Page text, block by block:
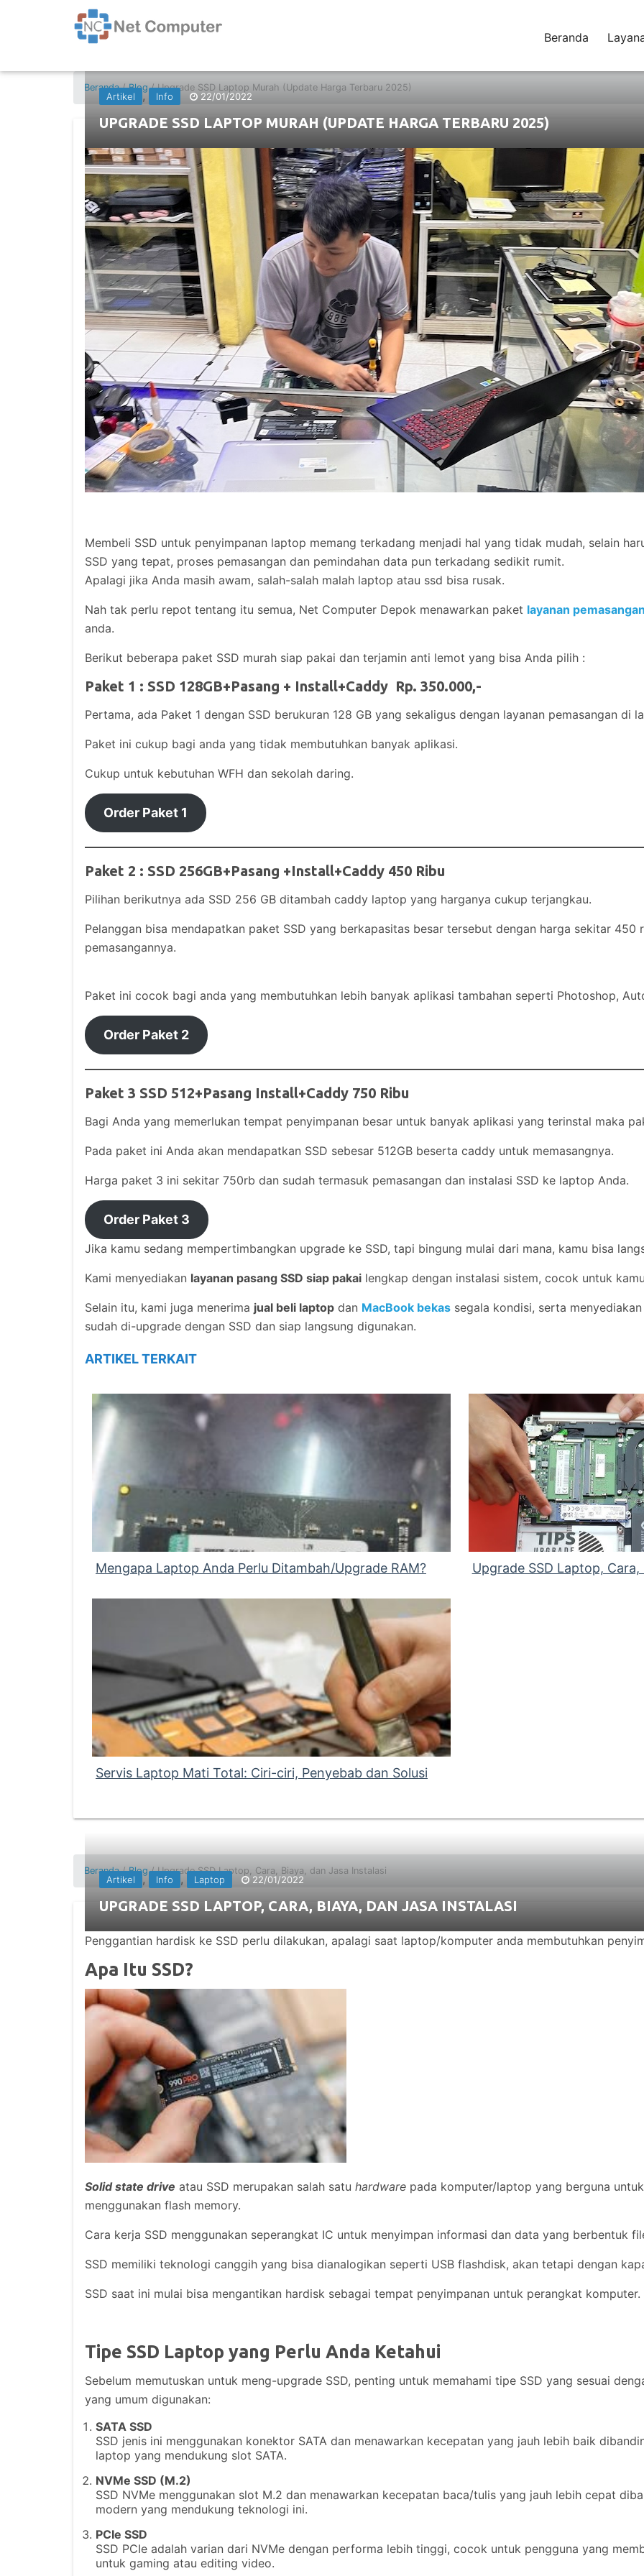
Beranda
Beranda/Blog/ Upgrade SSD Laptop Murah (Update Harga Terbaru 2025)
Artikel , Info 22/01/2022
UPGRADE SSD LAPTOP MURAH (UPDATE HARGA TERBARU 2025)
Membeli SSD untuk penyimpanan laptop memang terkadang menjadi hal yang tidak mudah, selain
SSD yang tepat, proses pemasangan dan pemindahan data pun terkadang sedikit rumit.
Apalagi jika Anda masih awam, salah-salah malah laptop atau ssd bisa rusak.
Nah tak perlu repot tentang itu semua, Net Computer Depok menawarkan paket layanan
anda.
Berikut beberapa paket SSD murah siap pakai dan terjamin anti lemot yang bisa Anda pilih :
Paket 1 : SSD 128GB+Pasang + Install+Caddy Rp. 350.000,-
Pertama, ada Paket 1 dengan SSD berukuran 128 GB yang sekaligus dengan layanan pemasangan di
Paket ini cukup bagi anda yang tidak membutuhkan banyak aplikasi.
Cukup untuk kebutuhan WFH dan sekolah daring.
Order Paket 1
Paket 2 : SSD 256GB+Pasang +Install+Caddy 450 Ribu
Pilihan berikutnya ada SSD 256 GB ditambah caddy laptop yang harganya cukup terjangkau.
Pelanggan bisa mendapatkan paket SSD yang berkapasitas besar tersebut dengan harga sekitar 450
pemasangannya.
Paket ini cocok bagi anda yang membutuhkan lebih banyak aplikasi tambahan seperti Photoshop,
Order Paket 2
Paket 3 SSD 512+Pasang Install+Caddy 750 Ribu
Bagi Anda yang memerlukan tempat penyimpanan besar untuk banyak aplikasi yang terinstal maka
Pada paket ini Anda akan mendapatkan SSD sebesar 512GB beserta caddy untuk memasangnya.
Harga paket 3 ini sekitar 750rb dan sudah termasuk pemasangan dan instalasi SSD ke laptop Anda.
Order Paket 3
Jika kamu sedang mempertimbangkan upgrade ke SSD, tapi bingung mulai dari mana, kamu bisa
Kami menyediakan layanan pasang SSD siap pakai lengkap dengan instalasi sistem, cocok untuk
Selain itu, kami juga menerima jual beli laptop dan MacBook bekas segala kondisi, serta
sudah di-upgrade dengan SSD dan siap langsung digunakan.
ARTIKEL TERKAIT
Mengapa Laptop Anda Perlu Ditambah/Upgrade RAM? Upgrade SSD Laptop,
Servis Laptop Mati Total: Ciri-ciri, Penyebab dan Solusi
Beranda/Blog/ Upgrade SSD Laptop, Cara, Biaya, dan Jasa Instalasi
Artikel , Info , Laptop 22/01/2022
UPGRADE SSD LAPTOP, CARA, BIAYA, DAN JASA INSTALASI
Penggantian hardisk ke SSD perlu dilakukan, apalagi saat laptop/komputer anda membutuhkan
Apa Itu SSD?
Solid state drive atau SSD merupakan salah satu hardware pada komputer/laptop yang berguna
menggunakan flash memory.
Cara kerja SSD menggunakan seperangkat IC untuk menyimpan informasi dan data yang berbentuk
SSD memiliki teknologi canggih yang bisa dianalogikan seperti USB flashdisk, akan tetapi dengan
SSD saat ini mulai bisa mengantikan hardisk sebagai tempat penyimpanan untuk perangkat komputer.
Tipe SSD Laptop yang Perlu Anda Ketahui
Sebelum memutuskan untuk meng-upgrade SSD, penting untuk memahami tipe SSD yang sesuai
yang umum digunakan:
SATA SSD
SSD jenis ini menggunakan konektor SATA dan menawarkan kecepatan yang jauh lebih baik
laptop yang mendukung slot SATA.
NVMe SSD (M.2)
SSD NVMe menggunakan slot M.2 dan menawarkan kecepatan baca/tulis yang jauh lebih cepat
modern yang mendukung teknologi ini.
PCIe SSD
SSD PCIe adalah varian dari NVMe dengan performa lebih tinggi, cocok untuk pengguna yang
untuk gaming atau editing video.